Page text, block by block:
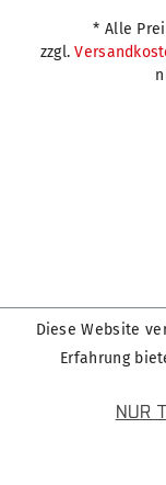
* Alle
zzgl.
Diese Website
Erfahrung
NUR